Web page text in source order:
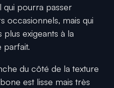
qui pourra passer
occasionnels, mais qui
plus exigeants à la
parfait.
du côté de la texture
est lisse mais très